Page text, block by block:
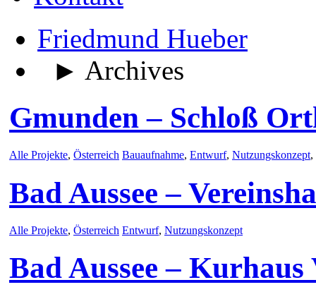
Friedmund Hueber
► Archives
Gmunden – Schloß
Alle Projekte, Österreich Bauaufnahme, Entwurf, Nutzungskonzept,
Bad Aussee –
Alle Projekte, Österreich Entwurf, Nutzungskonzept
Bad Aussee –